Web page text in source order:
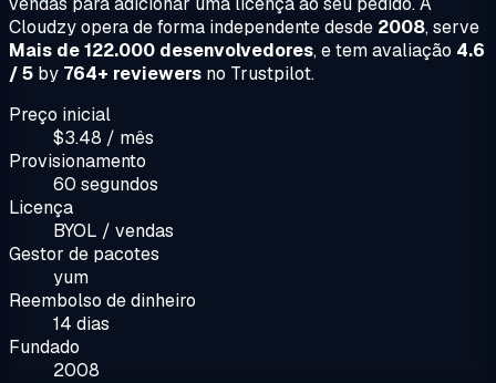
Cloudzy opera de forma independente desde 2008, serve
Mais de 122.000 desenvolvedores, e tem avaliação 4.6
/ 5 by 764+ reviewers no Trustpilot.
Preço inicial
$3.48 / mês
Provisionamento
60 segundos
Licença
BYOL / vendas
Gestor de pacotes
yum
Reembolso de dinheiro
14 dias
Fundado
2008